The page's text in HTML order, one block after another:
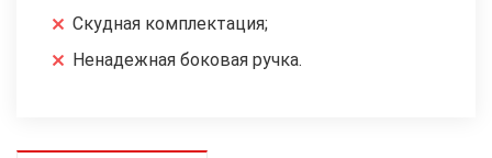
Скудная комплектация;
Ненадежная боковая ручка.